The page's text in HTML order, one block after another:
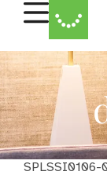
SPLSSI0106-